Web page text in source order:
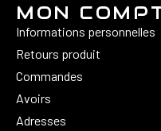
MON
Informations personnelles
Retours produit
Commandes
Avoirs
Adresses